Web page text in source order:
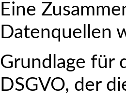
Eine
Datenquellen
Grundlage für
DSGVO, der